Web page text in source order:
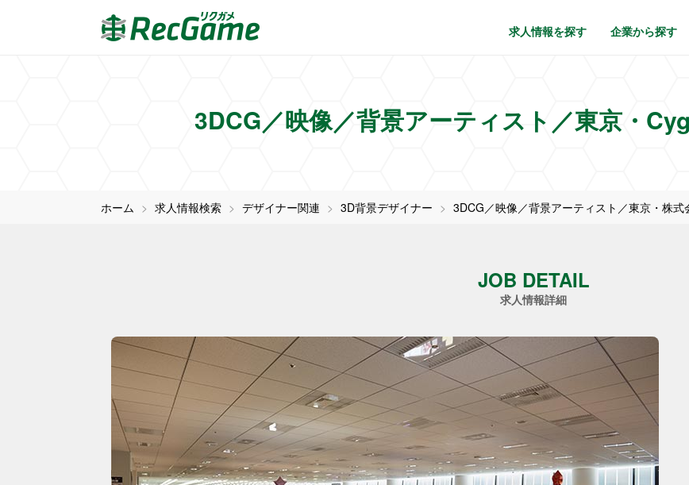
求人情報を探す 企業から探す
3DCG／映像／背景アーティスト／東京・
ホーム 求人情報検索 デザイナー関連 3D背景デザイナー 3DCG／映像／背景アーティスト／東京・株式
JOB DETAIL
求人情報詳細